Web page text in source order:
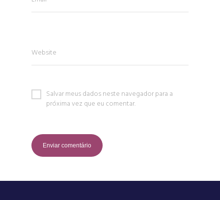
Website
Salvar meus dados neste navegador para a
próxima vez que eu comentar.